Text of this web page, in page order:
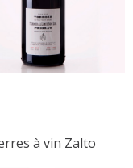
à vin Zalto